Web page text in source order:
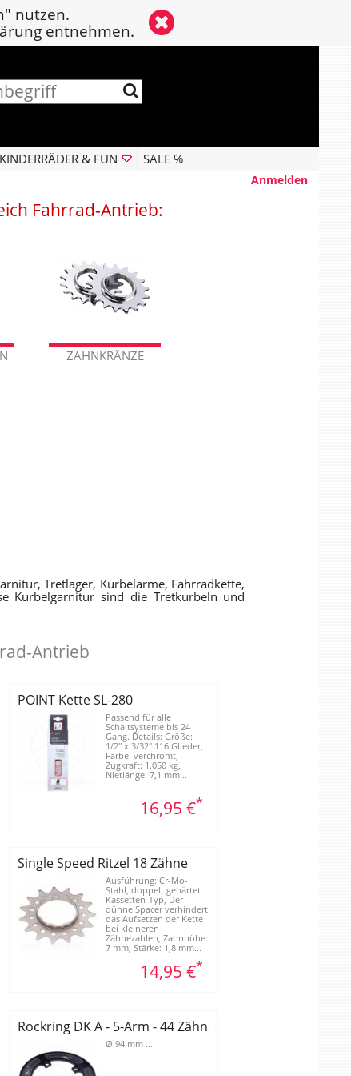
nutzen.
entnehmen.
KINDERRÄDER & FUN SALE %
Anmelden
Fahrrad-Antrieb:
ZAHNKRÄNZE
Tretlager, Kurbelarme, Fahrradkette,
Kurbelgarnitur sind die Tretkurbeln und
Antrieb
POINT Kette SL-280
Passend für alle
Schaltsysteme bis 24
Gang. Details: Größe:
1/2" x 3/32" 116 Glieder,
Farbe: verchromt,
Zugkraft: 1.050 kg,
Nietlänge: 7,1 mm...
16,95 €*
Zähne
Single Speed Ritzel 18 Zähne
Ausführung: Cr-Mo-
Stahl, doppelt gehärtet
Kassetten-Typ, Der
dünne Spacer verhindert
das Aufsetzen der Kette
bei kleineren
Zähnezahlen, Zahnhöhe:
7 mm, Stärke: 1,8 mm...
14,95 €*
Rockring DK A - 5-Arm - 44 Zähne
Ø 94 mm ...